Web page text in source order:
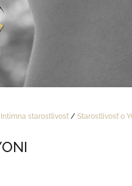
Intímna starostlivosť / Starostlivosť o